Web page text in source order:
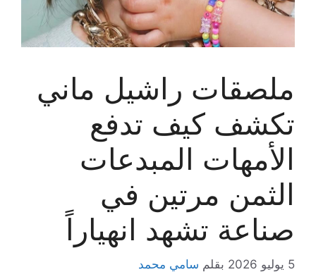
ملصقات راشيل ماني
تكشف كيف تدفع
الأمهات المبدعات
الثمن مرتين في
صناعة تشهد انهياراً
5 يوليو 2026 بقلم سامي محمد